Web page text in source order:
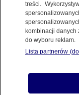
30.05.2025, 14:25
Posłuchaj
Czyta lektor AI
treści.
kombinacji danych
do wyboru reklam.
Lista partnerów